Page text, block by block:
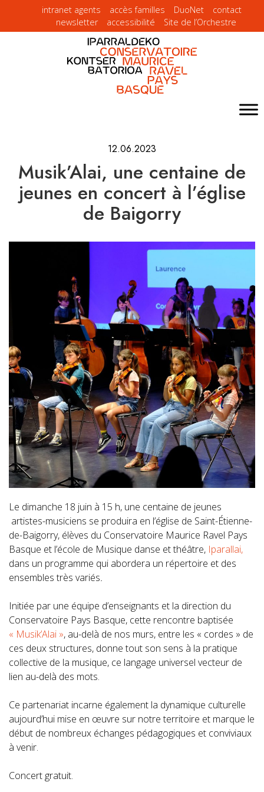
intranet agents accès familles DuoNet
contact
newsletter
accessibilité Site de l’Orchestre
12.06.2023
Musik’Alai, une centaine de
jeunes en concert à l’église
de Baigorry
Le dimanche 18 juin à 15 h, une centaine de jeunes
artistes-musiciens se produira en l’église de Saint-Étienne-
de-Baigorry, élèves du Conservatoire Maurice Ravel Pays
Basque et l’école de Musique danse et théâtre, Iparallai,
dans un programme qui abordera un répertoire et des
ensembles très variés.
Initiée par une équipe d’enseignants et la direction du
Conservatoire Pays Basque, cette rencontre baptisée
« Musik’Alai », au-delà de nos murs, entre les « cordes » de
ces deux structures, donne tout son sens à la pratique
collective de la musique, ce langage universel vecteur de
lien au-delà des mots.
Ce partenariat incarne également la dynamique culturelle
aujourd’hui mise en œuvre sur notre territoire et marque le
début de nombreux échanges pédagogiques et conviviaux
à venir.
Concert gratuit.